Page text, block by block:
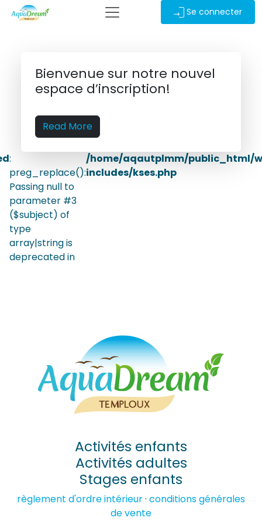
Se connecter
Bienvenue sur notre nouvel
espace d’inscription!
Read More
:
preg_replace():
Passing null to
parameter #3
($subject) of
type
array|string is
deprecated in
/home/aqautplmm/public_html/
includes/kses.php
Activités enfants
Activités adultes
Stages enfants
règlement d'ordre intérieur· conditions générales
de vente